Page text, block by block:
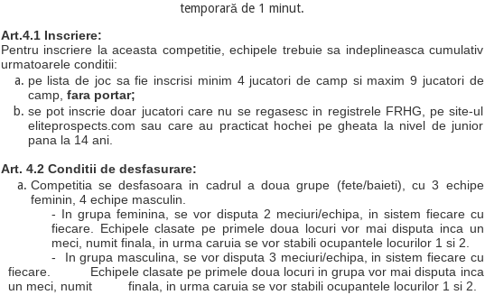
temporară de 1 minut.
Art.4.1 Inscriere:
Pentru inscriere la aceasta competitie, echipele trebuie sa indeplineasca cumulativ
urmatoarele conditii:
pe lista de joc sa fie inscrisi minim 4 jucatori de camp si maxim 9 jucatori de
camp, fara portar;
se pot inscrie doar jucatori care nu se regasesc in registrele FRHG, pe site-ul
eliteprospects.com sau care au practicat hochei pe gheata la nivel de junior
pana la 14 ani.
Art. 4.2 Conditii de desfasurare:
Competitia se desfasoara in cadrul a doua grupe (fete/baieti), cu 3 echipe
feminin, 4 echipe masculin.
- In grupa feminina, se vor disputa 2 meciuri/echipa, in sistem fiecare cu
fiecare. Echipele clasate pe primele doua locuri vor mai disputa inca un
meci, numit finala, in urma caruia se vor stabili ocupantele locurilor 1 si 2.
- In grupa masculina, se vor disputa 3 meciuri/echipa, in sistem fiecare cu
fiecare.
Echipele clasate pe primele doua locuri in grupa vor mai disputa inca
un meci, numit finala, in urma caruia se vor stabili ocupantele locurilor 1 si 2.